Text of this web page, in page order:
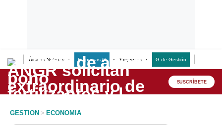
Últimas Noticias Empresas G Empresas G de Gestión
Lo último
Peru Quiosco SUSCRÍBETE
GESTION > ECONOMIA